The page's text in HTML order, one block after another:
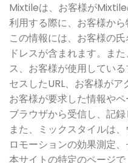
Mixtileは、お客様がMixtile
利用する際に、お客様から
この情報には、お客様の
ドレスが含まれます。ま
ス、お客様が使用してい
セスしたURL、お客様がア
お客様が要求した情報や
ブラウザから受信し、記録
また、ミックスタイルは
ロモーションの効果測定
本サイトの特定のページ